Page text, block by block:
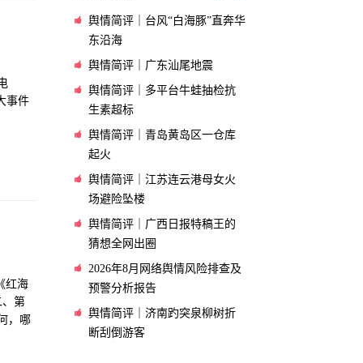
事件
红海
第
，哪
舆情简评｜台风“白海豚”直奔华
东沿海
舆情简评｜广东汕尾地震
舆情简评｜多平台牛蛙抽检抗
生素超标
舆情简评｜青岛黄岛区一仓库
起火
舆情简评｜江苏连云港母女火
场避险坠楼
舆情简评｜广西日报特稿王的
猜想全网出圈
2026年8月网络舆情风险排查及
预警分析报告
舆情简评｜济南趵突泉柳树折
断刮倒游客